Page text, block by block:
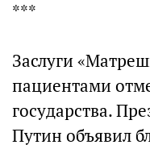
***
Заслуги
пациентами
государства.
Путин объявил